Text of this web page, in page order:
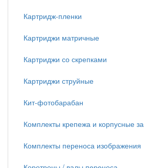
Картридж-пленки
Картриджи матричные
Картриджи со скрепками
Картриджи струйные
Кит-фотобарабан
Комплекты крепежа и корпусные за
Комплекты переноса изображения